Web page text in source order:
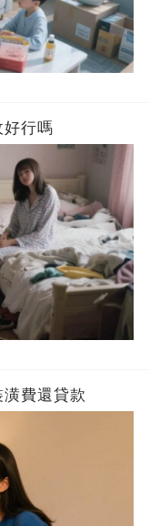
好行嗎
費還貸款